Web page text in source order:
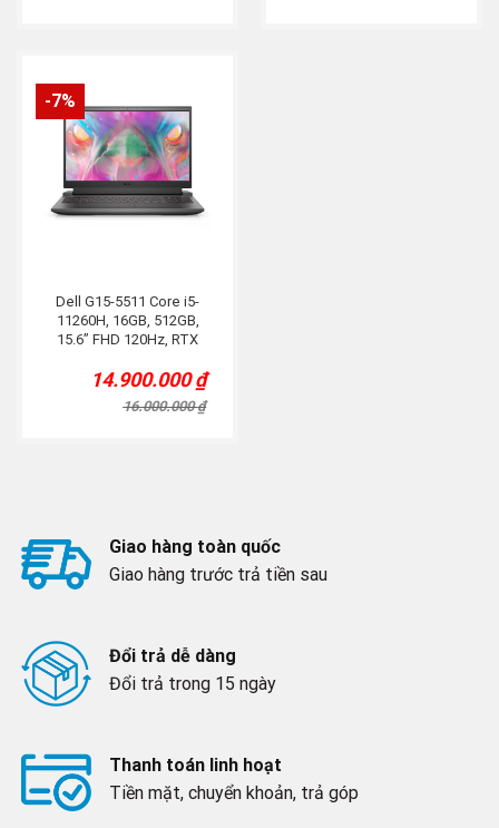
was:
is:
was:
is:
-7%
Dell G15-5511 Core i5-
11260H, 16GB, 512GB,
15.6” FHD 120Hz, RTX
16.000.000₫
Original
price
was:
14.900.000₫
Current
price
is:
Giao hàng toàn quốc
Giao hàng trước trả tiền sau
Đổi trả dễ dàng
Đổi trả trong 15 ngày
Thanh toán linh hoạt
Tiền mặt, chuyển khoản, trả góp